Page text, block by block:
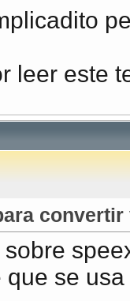
leer este
convertir
que se